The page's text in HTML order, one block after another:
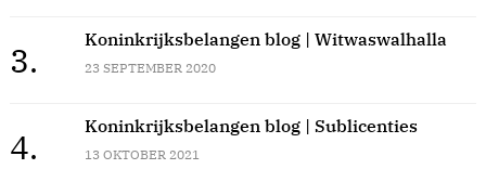
3.
Koninkrijksbelangen blog | Witwaswalhalla
23 SEPTEMBER 2020
4.
Koninkrijksbelangen blog | Sublicenties
13 OKTOBER 2021